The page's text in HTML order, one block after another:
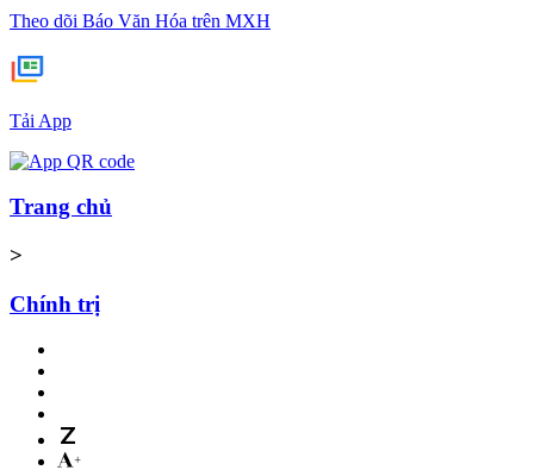
Theo dõi Báo Văn Hóa trên MXH
Tải App
Trang chủ
>
Chính trị